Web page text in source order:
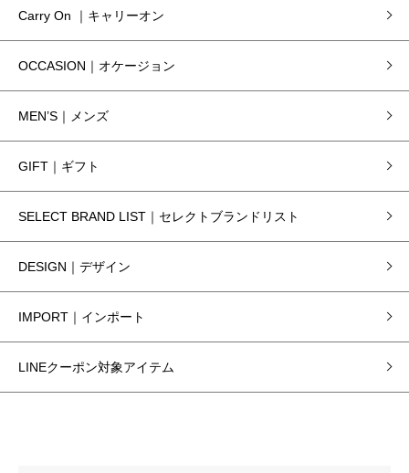
Carry On ｜キャリーオン
OCCASION｜オケージョン
MEN’S｜メンズ
GIFT｜ギフト
SELECT BRAND LIST｜セレクトブランドリスト
DESIGN｜デザイン
IMPORT｜インポート
LINEクーポン対象アイテム